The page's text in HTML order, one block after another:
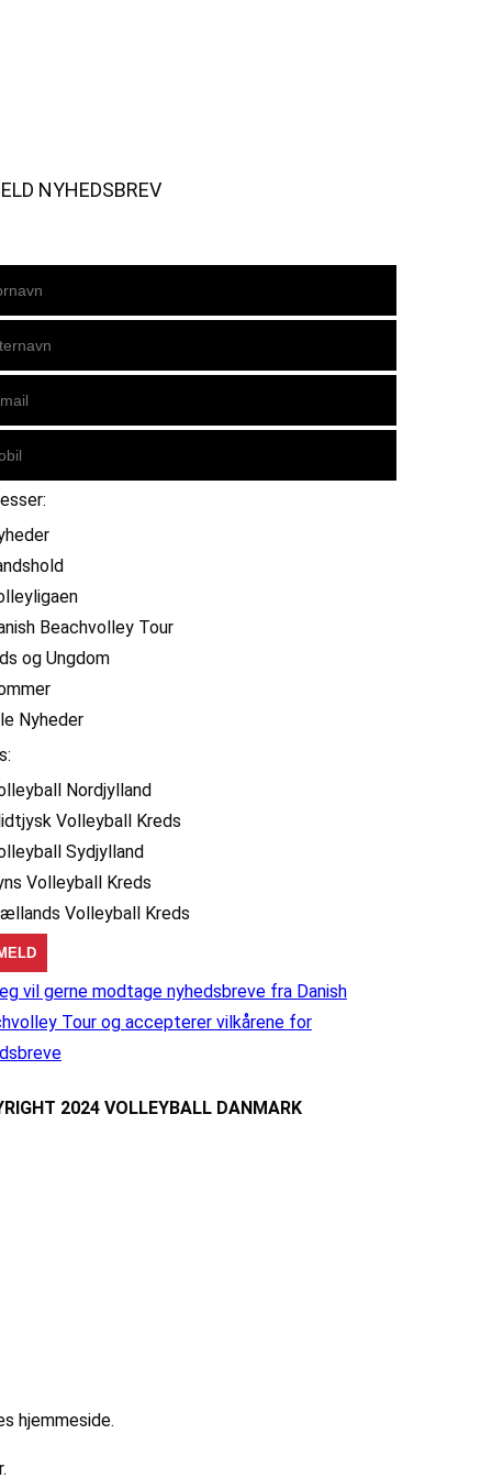
NYHEDSBREV
Beachvolley Tour
og Ungdom
Nyheder
Nordjylland
Volleyball Kreds
Sydjylland
Volleyball Kreds
Volleyball Kreds
vil gerne modtage nyhedsbreve fra Danish
Tour og accepterer vilkårene for
2024 VOLLEYBALL DANMARK
hjemmeside.